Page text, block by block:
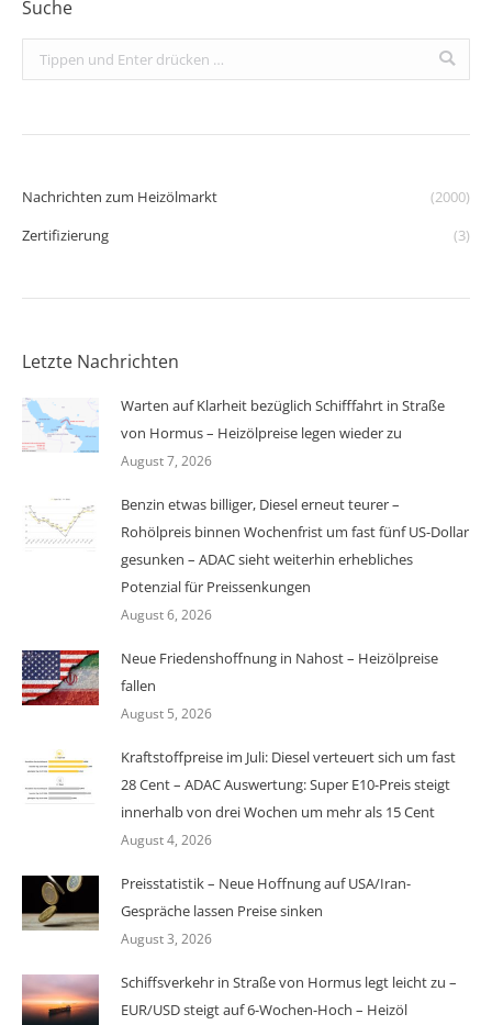
Suche
Search:
Nachrichten zum Heizölmarkt
(2000)
Zertifizierung
(3)
Letzte Nachrichten
Warten auf Klarheit bezüglich Schifffahrt in Straße
von Hormus – Heizölpreise legen wieder zu
August 7, 2026
Benzin etwas billiger, Diesel erneut teurer –
Rohölpreis binnen Wochenfrist um fast fünf US-Dollar
gesunken – ADAC sieht weiterhin erhebliches
Potenzial für Preissenkungen
August 6, 2026
Neue Friedenshoffnung in Nahost – Heizölpreise
fallen
August 5, 2026
Kraftstoffpreise im Juli: Diesel verteuert sich um fast
28 Cent – ADAC Auswertung: Super E10-Preis steigt
innerhalb von drei Wochen um mehr als 15 Cent
August 4, 2026
Preisstatistik – Neue Hoffnung auf USA/Iran-
Gespräche lassen Preise sinken
August 3, 2026
Schiffsverkehr in Straße von Hormus legt leicht zu –
EUR/USD steigt auf 6-Wochen-Hoch – Heizöl